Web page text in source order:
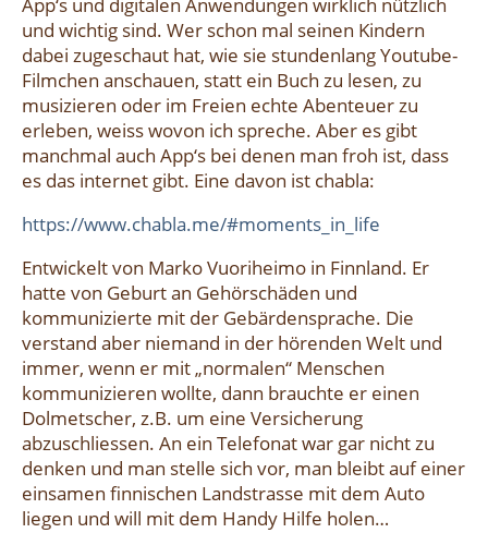
und wichtig sind. Wer schon mal seinen Kindern
dabei zugeschaut hat, wie sie stundenlang Youtube-
Filmchen anschauen, statt ein Buch zu lesen, zu
musizieren oder im Freien echte Abenteuer zu
erleben, weiss wovon ich spreche. Aber es gibt
manchmal auch App‘s bei denen man froh ist, dass
es das internet gibt. Eine davon ist chabla:
https://www.chabla.me/#moments_in_life
Entwickelt von Marko Vuoriheimo in Finnland. Er
hatte von Geburt an Gehörschäden und
kommunizierte mit der Gebärdensprache. Die
verstand aber niemand in der hörenden Welt und
immer, wenn er mit „normalen“ Menschen
kommunizieren wollte, dann brauchte er einen
Dolmetscher, z.B. um eine Versicherung
abzuschliessen. An ein Telefonat war gar nicht zu
denken und man stelle sich vor, man bleibt auf einer
einsamen finnischen Landstrasse mit dem Auto
liegen und will mit dem Handy Hilfe holen…